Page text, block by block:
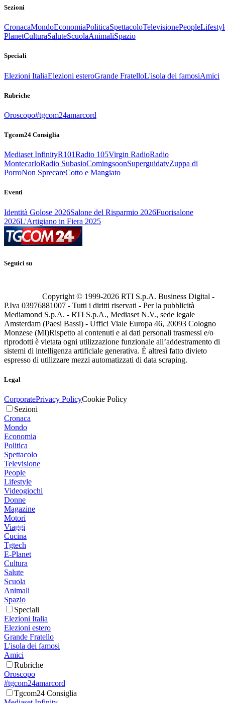
Sezioni
CronacaMondoEconomiaPoliticaSpettacoloTelevisionePeople
PlanetCulturaSaluteScuolaAnimaliSpazio
Speciali
Elezioni ItaliaElezioni esteroGrande FratelloL'isola dei famosiAmici
Rubriche
Oroscopo#tgcom24amarcord
Tgcom24 Consiglia
Mediaset InfinityR101Radio 105Virgin RadioRadio
MontecarloRadio SubasioComingsoonSuperguidatvZuppa di
PorroNon SprecareCotto e Mangiato
Eventi
Identità Golose 2026Salone del Risparmio 2026Fuorisalone
2026L'Artigiano in Fiera 2025
Seguici su
Copyright © 1999-2026 RTI S.p.A. Business Digital -
P.Iva 03976881007 - Tutti i diritti riservati - Per la pubblicità
Mediamond S.p.A. - RTI S.p.A., Mediaset N.V., sede legale
Amsterdam (Paesi Bassi) - Uffici Viale Europa 46, 20093 Cologno
Monzese (MI)Rispetto ai contenuti e ai dati personali trasmessi e/o
riprodotti è vietata ogni utilizzazione funzionale all’addestramento di
sistemi di intelligenza artificiale generativa. È altresì fatto divieto
espresso di utilizzare mezzi automatizzati di data scraping.
Legal
CorporatePrivacy PolicyCookie Policy
Sezioni
Cronaca
Mondo
Economia
Politica
Spettacolo
Televisione
People
Lifestyle
Videogiochi
Donne
Magazine
Motori
Viaggi
Cucina
Tgtech
E-Planet
Cultura
Salute
Scuola
Animali
Spazio
Speciali
Elezioni Italia
Elezioni estero
Grande Fratello
L'isola dei famosi
Amici
Rubriche
Oroscopo
#tgcom24amarcord
Tgcom24 Consiglia